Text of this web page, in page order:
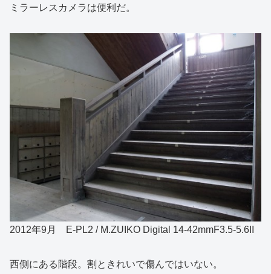
ミラーレスカメラは便利だ。
2012年9月 E-PL2 / M.ZUIKO Digital 14-42mmF3.5-5.6II
西側にある階段。割ときれいで傷んではいない。